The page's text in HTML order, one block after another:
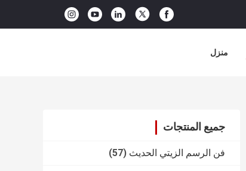
منزل
جميع المنتجات
فن الرسم الزيتي الحديث (57)